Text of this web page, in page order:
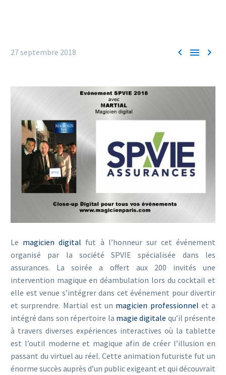
  
27 septembre 2018
Le magicien digital fut à l’honneur sur cet événement
organisé par la société SPVIE spécialisée dans les
assurances. La soirée a offert aux 200 invités une
intervention magique en déambulation lors du cocktail et
elle est venue s’intégrer dans cet événement pour divertir
et surprendre. Martial est un magicien professionnel et a
intégré dans son répertoire la magie digitale qu’il présente
à travers diverses expériences interactives où la tablette
est l’outil moderne et magique afin de créer l’illusion en
passant du virtuel au réel. Cette animation futuriste fut un
énorme succès auprès d’un public exigeant et qui découvrait